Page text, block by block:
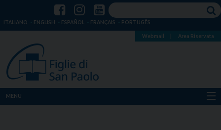
ITALIANO ENGLISH ESPAÑOL FRANÇAIS PORTUGÊS
Webmail Area Riservata
MENU